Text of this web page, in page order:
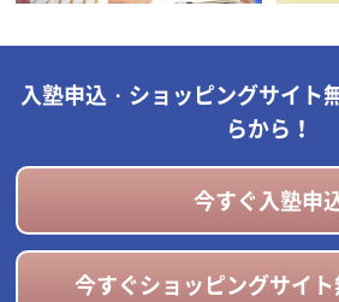
入塾申込・ショッピングサイト
らから！
今すぐ入塾申
今すぐショッピングサイ